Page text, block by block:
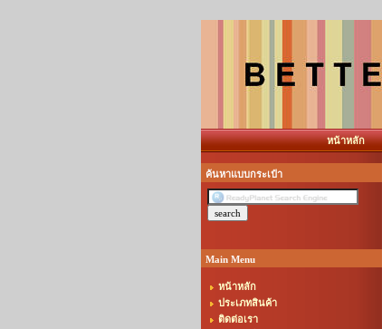
หน้าหลัก
ค้นหาแบบกระเป๋า
Main Menu
หน้าหลัก
ประเภทสินค้า
ติดต่อเรา